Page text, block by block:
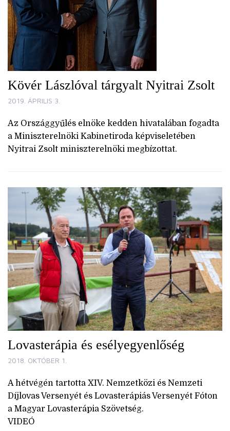
Kövér Lászlóval tárgyalt Nyitrai Zsolt
2019. ÁPRILIS 3.
Az Országgyűlés elnöke kedden hivatalában fogadta
a Miniszterelnöki Kabinetiroda képviseletében
Nyitrai Zsolt miniszterelnöki megbízottat.
Lovasterápia és esélyegyenlőség
2018. OKTÓBER 1.
A hétvégén tartotta XIV. Nemzetközi és Nemzeti
Díjlovas Versenyét és Lovasterápiás Versenyét Fóton
a Magyar Lovasterápia Szövetség.
VIDEÓ